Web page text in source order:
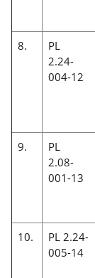
8.
PL
2.24-
004-12
9.
PL
2.08-
001-13
10.
PL 2.24-
005-14